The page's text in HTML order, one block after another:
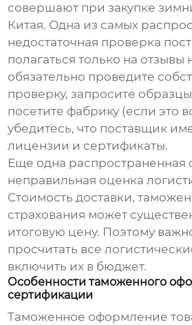
совершают при закупке
Китая. Одна из самых
недостаточная проверка
полагаться только на отзывы
обязательно проведите
проверку, запросите
посетите фабрику (если это
убедитесь, что поставщик
лицензии и сертификаты.
Еще одна распространенная
неправильная оценка
Стоимость доставки,
страхования может
итоговую цену. Поэтому
просчитать все
включить их в бюджет.
Особенности таможенного
сертификации
Таможенное оформление